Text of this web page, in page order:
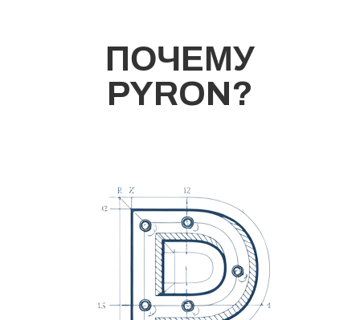
ПОЧЕМУ
PYRON?